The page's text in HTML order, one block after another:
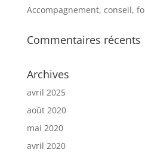
Accompagnement, conseil,
Commentaires récents
Archives
avril 2025
août 2020
mai 2020
avril 2020